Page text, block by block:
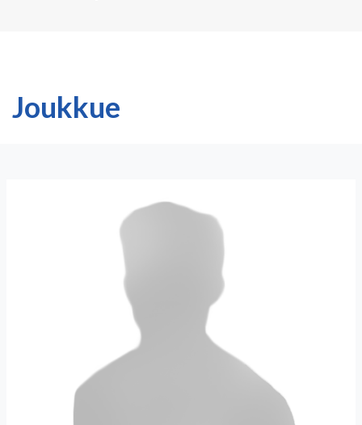
Joukkue